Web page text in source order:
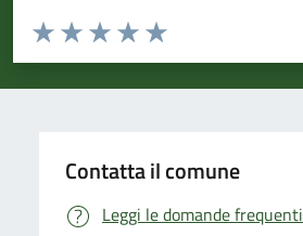
Valuta da 1 a 5 stelle la pagina
Valuta 5 stelle su 5
Valuta 4 stelle su 5
Valuta 3 stelle su 5
Valuta 2 stelle su 5
Valuta 1 stelle su 5
Contatta il comune
Leggi le domande frequenti